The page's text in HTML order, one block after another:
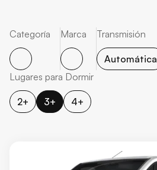
Categoría Marca Transmisión
Automática
Lugares para Dormir
2+ 3+ 4+